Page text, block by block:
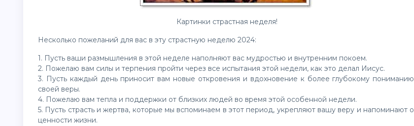
Картинки страстная неделя!
Несколько пожеланий для вас в эту страстную неделю 2024:
1. Пусть ваши размышления в этой неделе наполняют вас мудростью и внутренним покоем.
2. Пожелаю вам силы и терпения пройти через все испытания этой недели, как это делал Иисус.
3. Пусть каждый день приносит вам новые откровения и вдохновение к более глубокому пониманию
своей веры.
4. Пожелаю вам тепла и поддержки от близких людей во время этой особенной недели.
5. Пусть страсть и жертва, которые мы вспоминаем в этот период, укрепляют вашу веру и напоминают о
ценности жизни.